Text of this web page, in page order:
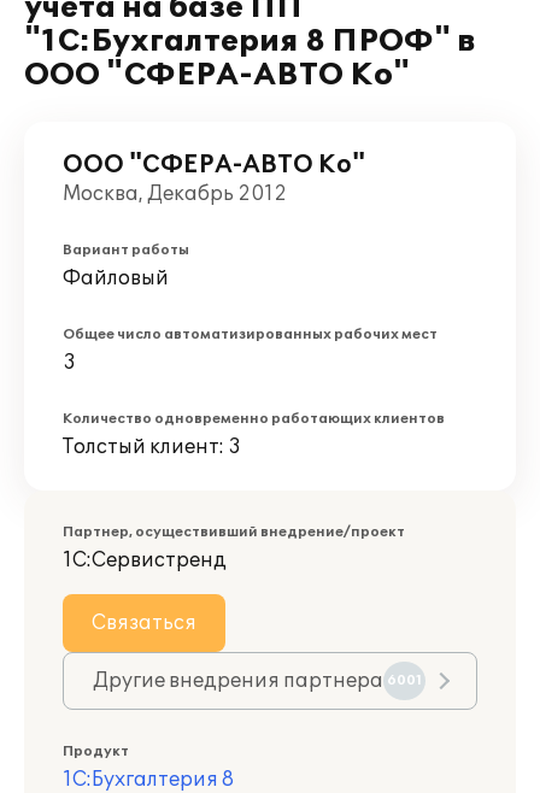
учета на базе ПП
"1С:Бухгалтерия 8 ПРОФ" в
ООО "СФЕРА-АВТО Ко"
ООО "СФЕРА-АВТО Ко"
Москва, Декабрь 2012
Вариант работы
Файловый
Общее число автоматизированных рабочих мест
3
Количество одновременно работающих клиентов
Толстый клиент: 3
Партнер, осуществивший внедрение/проект
1С:Сервистренд
Связаться
Другие внедрения партнера 6001
Продукт
1С:Бухгалтерия 8